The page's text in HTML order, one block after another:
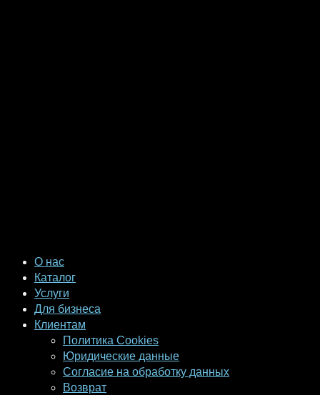
О нас
Каталог
Услуги
Для бизнеса
Клиентам
Политика Cookies
Юридические данные
Согласие на обработку данных
Возврат